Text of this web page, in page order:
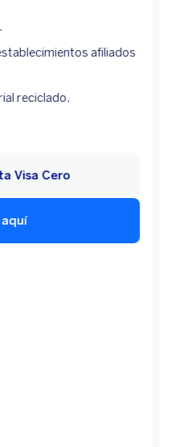
afiliados
reciclado.
Visa Cero